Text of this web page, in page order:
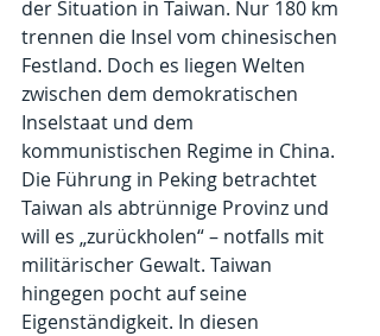
der Situation in Taiwan. Nur 180 km
trennen die Insel vom chinesischen
Festland. Doch es liegen Welten
zwischen dem demokratischen
Inselstaat und dem
kommunistischen Regime in China.
Die Führung in Peking betrachtet
Taiwan als abtrünnige Provinz und
will es „zurückholen“ – notfalls mit
militärischer Gewalt. Taiwan
hingegen pocht auf seine
Eigenständigkeit. In diesen